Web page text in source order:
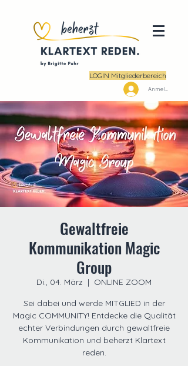
LOGIN Mitgliederbereich
Anmelden
Gewaltfreie
Kommunikation Magic
Group
Di., 04. März
  |
ONLINE ZOOM
Sei dabei und werde MITGLIED in der
Magic COMMUNITY! Entdecke die Qualität
echter Verbindungen durch gewaltfreie
Kommunikation und beherzt Klartext
reden.